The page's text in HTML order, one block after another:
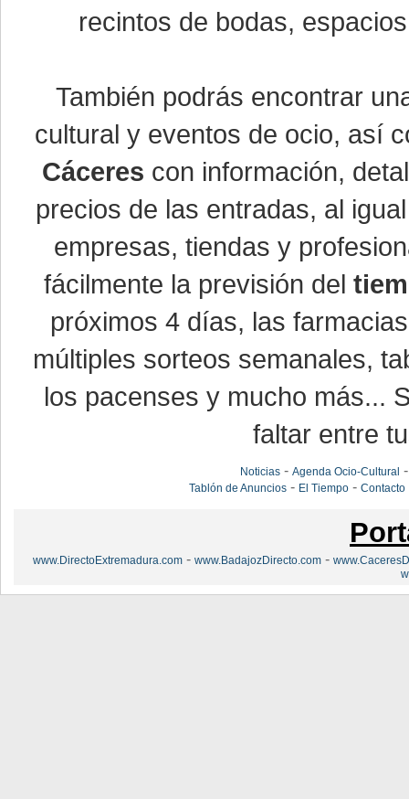
recintos de bodas,
También podrás encontrar
cultural y eventos de ocio, así
Cáceres con información,
precios de las entradas, al
empresas, tiendas y
fácilmente la previsión del
próximos 4 días, las
múltiples sorteos semanales,
los pacenses y mucho más...
faltar entre
Noticias -Agenda Ocio-Cultural
Tablón de Anuncios - El Tiempo -Contacto
www.DirectoExtremadura.com - www.BadajozDirecto.com -